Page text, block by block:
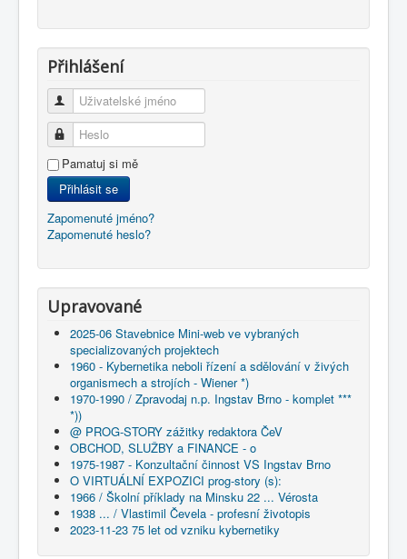
Přihlášení
Uživatelské jméno
Heslo
Pamatuj si mě
Přihlásit se
Zapomenuté jméno?
Zapomenuté heslo?
Upravované
2025-06 Stavebnice Mini-web ve vybraných
specializovaných projektech
1960 - Kybernetika neboli řízení a sdělování v živých
organismech a strojích - Wiener *)
1970-1990 / Zpravodaj n.p. Ingstav Brno - komplet ***
*))
@ PROG-STORY zážitky redaktora ČeV
OBCHOD, SLUŽBY a FINANCE - o
1975-1987 - Konzultační činnost VS Ingstav Brno
O VIRTUÁLNÍ EXPOZICI prog-story (s):
1966 / Školní příklady na Minsku 22 ... Vérosta
1938 ... / Vlastimil Čevela - profesní životopis
2023-11-23 75 let od vzniku kybernetiky